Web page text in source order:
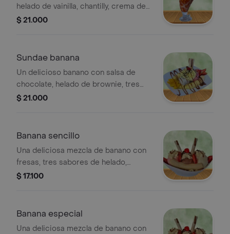
helado de vainilla, chantilly, crema de
leche, lecherita y queso. Incluye dos
$ 21.000
Sundae banana
Un delicioso banano con salsa de
chocolate, helado de brownie, tres
sabores de helado, con trocitos de
$ 21.000
Banana sencillo
Una deliciosa mezcla de banano con
fresas, tres sabores de helado,
chantilly, salsa de arequipe y barquillo.
$ 17.100
Banana especial
Una deliciosa mezcla de banano con